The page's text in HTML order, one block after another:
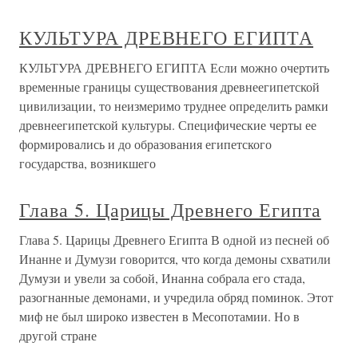
КУЛЬТУРА ДРЕВНЕГО ЕГИПТА
КУЛЬТУРА ДРЕВНЕГО ЕГИПТА Если можно очертить
временные границы существования древнеегипетской
цивилизации, то неизмеримо труднее определить рамки
древнеегипетской культуры. Специфические черты ее
формировались и до образования египетского
государства, возникшего
Глава 5. Царицы Древнего Египта
Глава 5. Царицы Древнего Египта В одной из песней об
Инанне и Думузи говорится, что когда демоны схватили
Думузи и увели за собой, Инанна собрала его стада,
разогнанные демонами, и учредила обряд поминок. Этот
миф не был широко известен в Месопотамии. Но в
другой стране